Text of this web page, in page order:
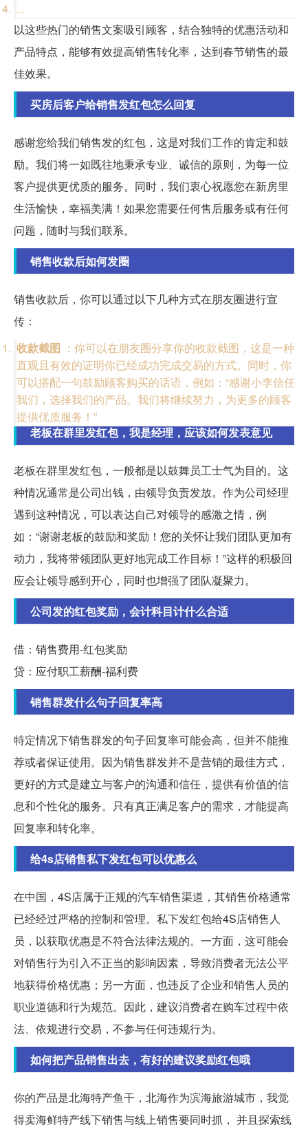
...
以这些热门的销售文案吸引顾客，结合独特的优惠活动和
产品特点，能够有效提高销售转化率，达到春节销售的最
佳效果。
买房后客户给销售发红包怎么回复
感谢您给我们销售发的红包，这是对我们工作的肯定和鼓
励。我们将一如既往地秉承专业、诚信的原则，为每一位
客户提供更优质的服务。同时，我们衷心祝愿您在新房里
生活愉快，幸福美满！如果您需要任何售后服务或有任何
问题，随时与我们联系。
销售收款后如何发圈
销售收款后，你可以通过以下几种方式在朋友圈进行宣
传：
收款截图 ：你可以在朋友圈分享你的收款截图，这是一种
直观且有效的证明你已经成功完成交易的方式。同时，你
可以搭配一句鼓励顾客购买的话语，例如：“感谢小李信任
我们，选择我们的产品。我们将继续努力，为更多的顾客
提供优质服务！”
老板在群里发红包，我是经理，应该如何发表意见
老板在群里发红包，一般都是以鼓舞员工士气为目的。这
种情况通常是公司出钱，由领导负责发放。作为公司经理
遇到这种情况，可以表达自己对领导的感激之情，例
如：“谢谢老板的鼓励和奖励！您的关怀让我们团队更加有
动力，我将带领团队更好地完成工作目标！”这样的积极回
应会让领导感到开心，同时也增强了团队凝聚力。
公司发的红包奖励，会计科目计什么合适
借：销售费用-红包奖励
贷：应付职工薪酬-福利费
销售群发什么句子回复率高
特定情况下销售群发的句子回复率可能会高，但并不能推
荐或者保证使用。因为销售群发并不是营销的最佳方式，
更好的方式是建立与客户的沟通和信任，提供有价值的信
息和个性化的服务。只有真正满足客户的需求，才能提高
回复率和转化率。
给4s店销售私下发红包可以优惠么
在中国，4S店属于正规的汽车销售渠道，其销售价格通常
已经经过严格的控制和管理。私下发红包给4S店销售人
员，以获取优惠是不符合法律法规的。一方面，这可能会
对销售行为引入不正当的影响因素，导致消费者无法公平
地获得价格优惠；另一方面，也违反了企业和销售人员的
职业道德和行为规范。因此，建议消费者在购车过程中依
法、依规进行交易，不参与任何违规行为。
如何把产品销售出去，有好的建议奖励红包哦
你的产品是北海特产鱼干，北海作为滨海旅游城市，我觉
得卖海鲜特产线下销售与线上销售要同时抓， 并且探索线